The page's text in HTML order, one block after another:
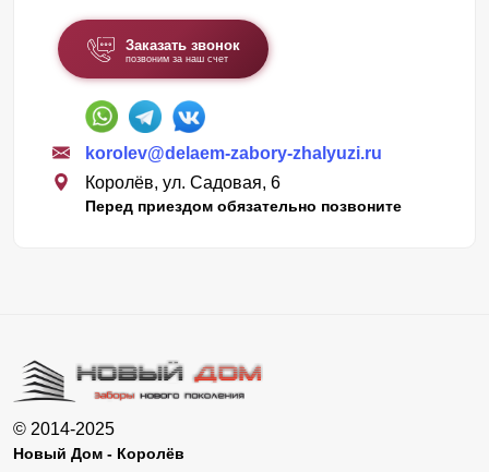
Заказать звонок
позвоним за наш счет
korolev@delaem-zabory-zhalyuzi.ru
Королёв, ул. Садовая, 6
Перед приездом обязательно позвоните
© 2014-2025
Новый Дом - Королёв